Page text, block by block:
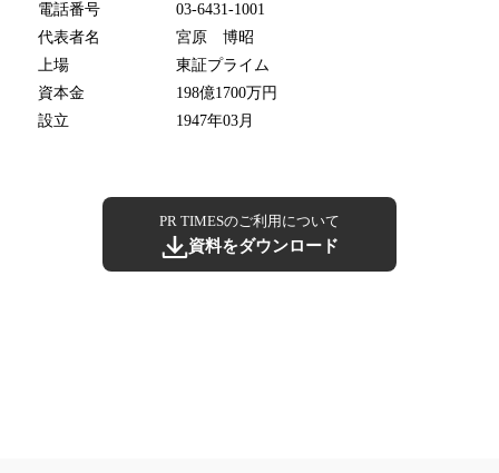
電話番号
03-6431-1001
代表者名
宮原 博昭
上場
東証プライム
資本金
198億1700万円
設立
1947年03月
PR TIMESのご利用について
資料をダウンロード